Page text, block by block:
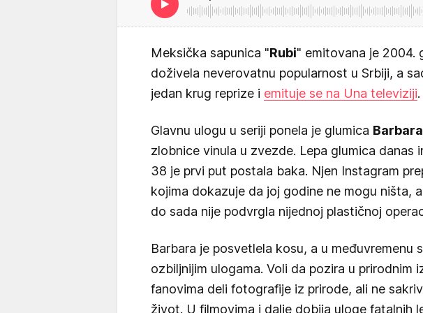
Meksička sapunica "Rubi" emitovana je 2004.
doživela neverovatnu popularnost u Srbiji, a
jedan krug reprize i emituje se na Una televiziji.
Glavnu ulogu u seriji ponela je glumica
zlobnice vinula u zvezde. Lepa glumica danas
38 je prvi put postala baka. Njen Instagram
kojima dokazuje da joj godine ne mogu ništa,
do sada nije podvrgla nijednoj plastičnoj
Barbara je posvetlela kosu, a u međuvremenu
ozbiljnijim ulogama. Voli da pozira u prirodnim
fanovima deli fotografije iz prirode, ali ne
život. U filmovima i dalje dobija uloge fatalnih